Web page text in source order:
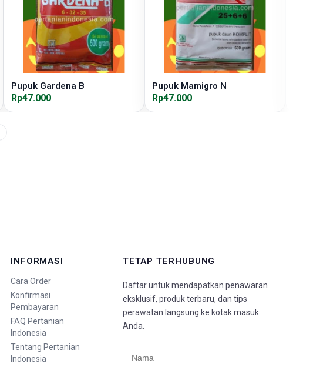
Pupuk Gardena B
Rp47.000
Pupuk Mamigro N
Rp47.000
INFORMASI
Cara Order
Konfirmasi
Pembayaran
FAQ Pertanian
Indonesia
Tentang Pertanian
Indonesia
TETAP TERHUBUNG
Daftar untuk mendapatkan penawaran
eksklusif, produk terbaru, dan tips
perawatan langsung ke kotak masuk
Anda.